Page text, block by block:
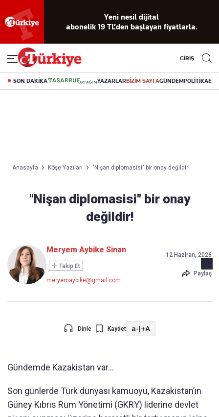
Yeni nesil dijital
abonelik 19 TL’den başlayan fiyatlarla.
GİRİŞ
SON DAKİKA YAZARLARBİZİM SAYFAGÜNDEMPOLİTİKA
Anasayfa Köşe Yazıları "Nişan diplomasisi" bir onay değildir!
"Nişan diplomasisi" bir onay
değildir!
Meryem Aybike Sinan
Takip Et
meryemaybike@gmail.com
12 Haziran, 2026
Paylaş
Dinle Kaydet a-|+A
Gündemde Kazakistan var…
Son günlerde Türk dünyası kamuoyu, Kazakistan’ın
Güney Kıbrıs Rum Yönetimi (GKRY) liderine devlet